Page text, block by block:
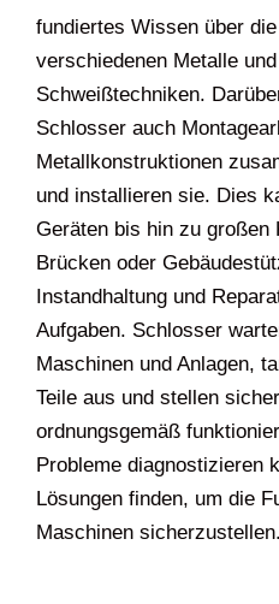
fundiertes Wissen über
verschiedenen Metalle
Schweißtechniken.
Schlosser auch
Metallkonstruktionen
und installieren sie. Dies
Geräten bis hin zu großen
Brücken oder
Instandhaltung und
Aufgaben. Schlosser
Maschinen und Anlagen,
Teile aus und stellen
ordnungsgemäß
Probleme diagnostizieren
Lösungen finden, um die
Maschinen sicherzustellen.